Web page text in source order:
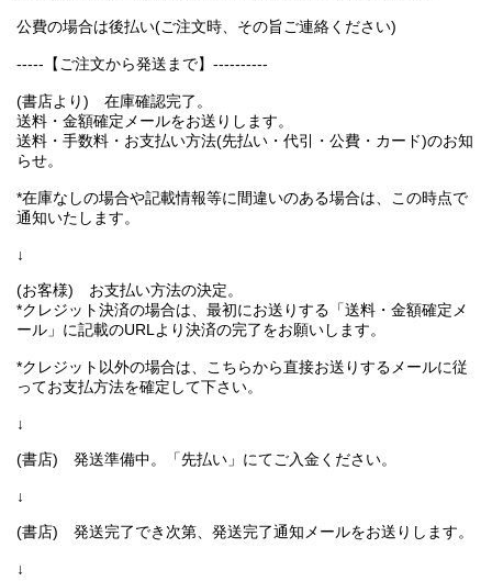
公費の場合は後払い(ご注文時、その旨ご連絡ください)
-----【ご注文から発送まで】----------
(書店より) 在庫確認完了。
送料・金額確定メールをお送りします。
送料・手数料・お支払い方法(先払い・代引・公費・カード)のお知
らせ。
*在庫なしの場合や記載情報等に間違いのある場合は、この時点で
通知いたします。
↓
(お客様) お支払い方法の決定。
*クレジット決済の場合は、最初にお送りする「送料・金額確定メ
ール」に記載のURLより決済の完了をお願いします。
*クレジット以外の場合は、こちらから直接お送りするメールに従
ってお支払方法を確定して下さい。
↓
(書店) 発送準備中。「先払い」にてご入金ください。
↓
(書店) 発送完了でき次第、発送完了通知メールをお送りします。
↓